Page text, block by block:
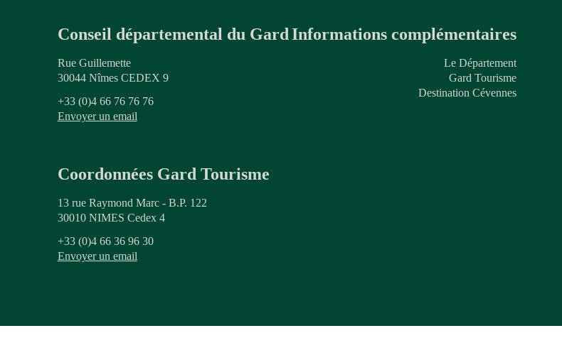
Conseil départemental du Gard
Rue Guillemette
30044 Nîmes CEDEX 9
+33 (0)4 66 76 76 76
Envoyer un email
Coordonnées Gard Tourisme
13 rue Raymond Marc - B.P. 122
30010 NIMES Cedex 4
+33 (0)4 66 36 96 30
Envoyer un email
Informations complémentaires
Le Département
Gard Tourisme
Destination Cévennes